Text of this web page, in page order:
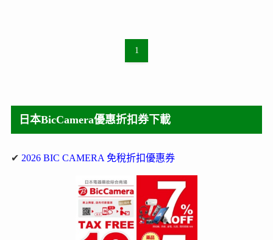
1
日本BicCamera優惠折扣券下載
✔ 2026 BIC CAMERA 免稅折扣優惠券